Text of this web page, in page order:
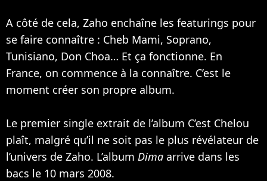
A côté de cela, Zaho enchaîne les featurings pour
se faire connaître : Cheb Mami, Soprano,
Tunisiano, Don Choa… Et ça fonctionne. En
France, on commence à la connaître. C’est le
moment créer son propre album.
Le premier single extrait de l’album C’est Chelou
plaît, malgré qu’il ne soit pas le plus révélateur de
l’univers de Zaho. L’album Dima arrive dans les
bacs le 10 mars 2008.